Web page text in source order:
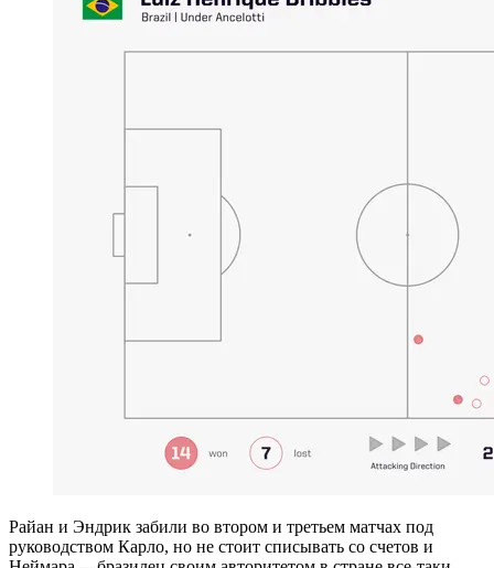
Райан и Эндрик забили во втором и третьем матчах под
руководством Карло, но не стоит списывать со счетов и